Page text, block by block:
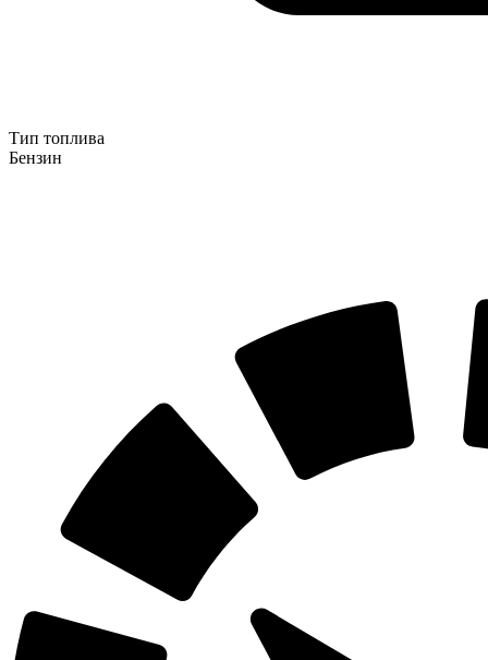
Тип топлива
Бензин